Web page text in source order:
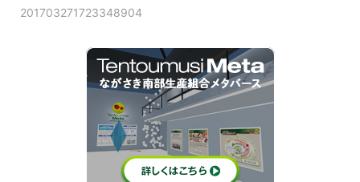
201703271723348904